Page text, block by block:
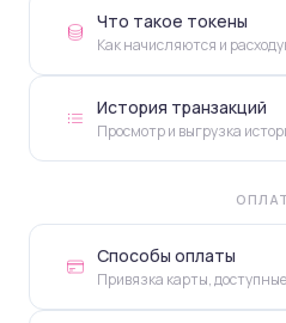
Что такое токены
Как начисляются и
История транзакций
Просмотр и выгрузка
Способы оплаты
Привязка карты,